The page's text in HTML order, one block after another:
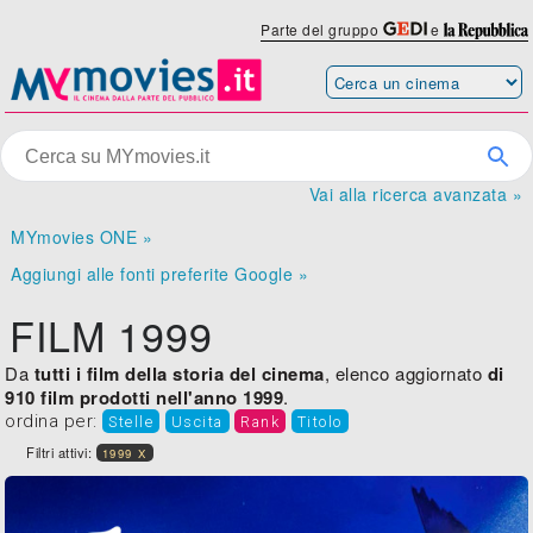
Parte del gruppo e
Vai alla ricerca avanzata »
MYmovies ONE »
Aggiungi alle fonti preferite Google »
FILM 1999
Da tutti i film della storia del cinema, elenco aggiornato di
910 film prodotti nell'anno 1999.
ordina per: Stelle Uscita Rank Titolo
Filtri attivi: 1999 X